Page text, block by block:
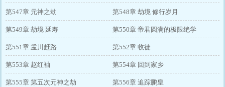
第547章 元神之劫 第548章 劫境 修行岁月
第549章 劫境 延寿 第550章 帝君圆满的极限绝学
第551章 孟川赶路 第552章 收徒
第553章 赵红袖 第554章 回到家乡
第555章 第五次元神之劫 第556章 追踪鹏皇